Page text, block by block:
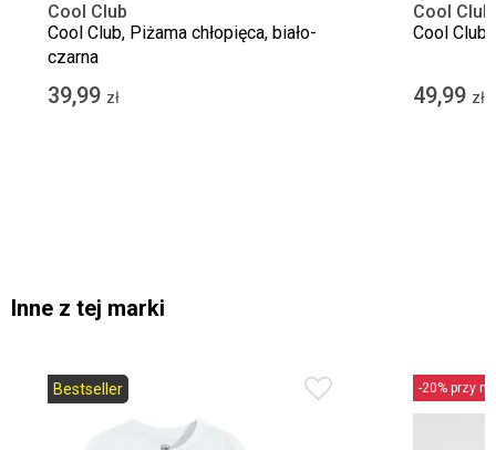
Cool Club
Cool Club, Piżama chłopięca, biało-
czarna
39,99 zł
Cool Club
Cool Club,
49,99 zł
Inne z tej marki
Bestseller -20% przy